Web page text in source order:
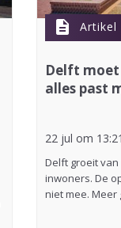
description Artikel
Delft
alles past
22 jul om
Delft groeit van
inwoners. De
niet mee.